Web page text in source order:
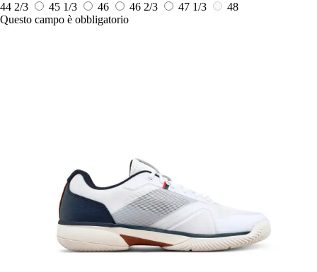
44 2/3
45 1/3 46 46 2/3 47 1/3
48
Questo campo è obbligatorio